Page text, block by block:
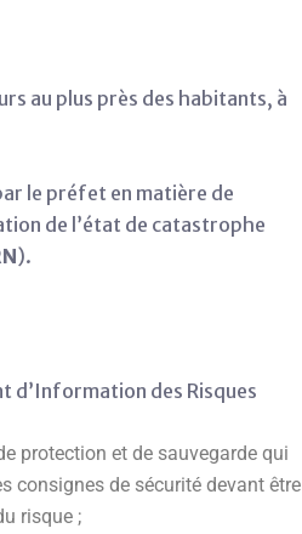
au plus près des habitants, à
le préfet en matière de
de l’état de catastrophe
).
d’Information des Risques
protection et de sauvegarde qui
consignes de sécurité devant être
risque ;